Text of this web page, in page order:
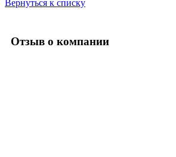
Вернуться к списку
Отзыв о компании